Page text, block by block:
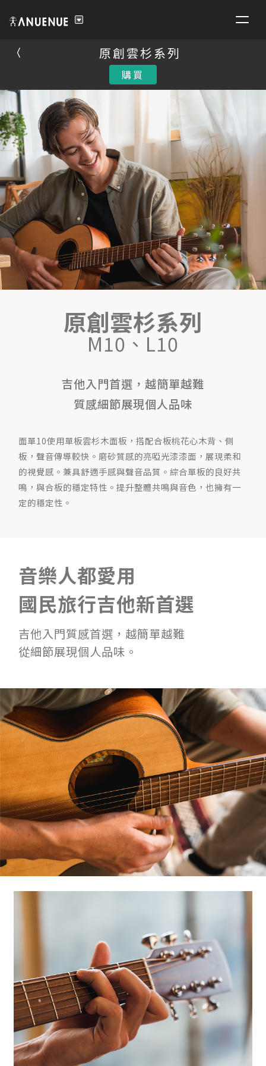
原創雲杉系列
購買
原創雲杉系列
購買
原創雲杉系列
M10、L10
吉他入門首選，越簡單越難
質感細節展現個人品味
面單10使用單板雲杉木面板，搭配合板桃花心木背、側
板，聲音傳導較快。磨砂質感的亮啞光漆漆面，展現柔和
的視覺感。兼具舒適手感與聲音品質。綜合單板的良好共
鳴，與合板的穩定特性。提升整體共鳴與音色，也擁有一
定的穩定性。
音樂人都愛用
國民旅行吉他新首選
吉他入門質感首選，越簡單越難
從細節展現個人品味。